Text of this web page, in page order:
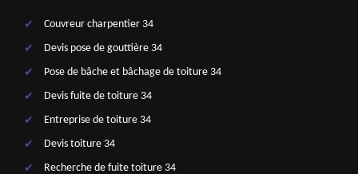
Couvreur charpentier 34
Devis pose de gouttière 34
Pose de bâche et bâchage de toiture 34
Devis fuite de toiture 34
Entreprise de toiture 34
Devis toiture 34
Recherche de fuite toiture 34